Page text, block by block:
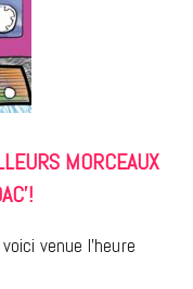
MORCEAUX
venue l’heure